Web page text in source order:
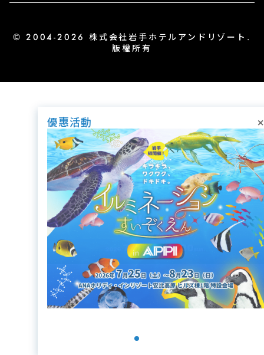
© 2004-2026 株式会社岩手ホテルアンドリゾート.
版權所有
優惠活動 ×